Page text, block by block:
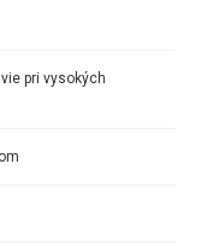
pri vysokých